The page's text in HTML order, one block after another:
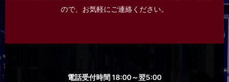
ので、 お気軽にご連絡ください。
電話受付時間 18:00～翌5:00